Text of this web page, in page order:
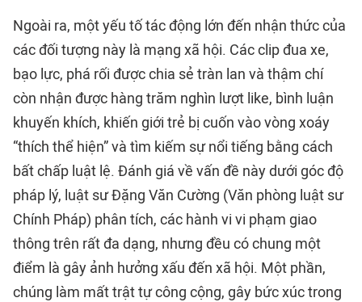
Ngoài ra, một yếu tố tác động lớn đến nhận thức của
các đối tượng này là mạng xã hội. Các clip đua xe,
bạo lực, phá rối được chia sẻ tràn lan và thậm chí
còn nhận được hàng trăm nghìn lượt like, bình luận
khuyến khích, khiến giới trẻ bị cuốn vào vòng xoáy
“thích thể hiện” và tìm kiếm sự nổi tiếng bằng cách
bất chấp luật lệ. Đánh giá về vấn đề này dưới góc độ
pháp lý, luật sư Đặng Văn Cường (Văn phòng luật sư
Chính Pháp) phân tích, các hành vi vi phạm giao
thông trên rất đa dạng, nhưng đều có chung một
điểm là gây ảnh hưởng xấu đến xã hội. Một phần,
chúng làm mất trật tự công cộng, gây bức xúc trong